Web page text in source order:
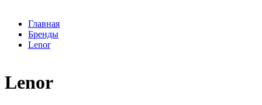
Главная
Бренды
Lenor
Lenor